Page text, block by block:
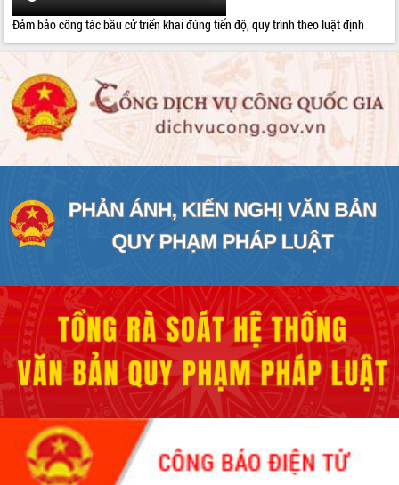
Đảm bảo công tác bầu cử triển khai đúng tiến độ, quy trình theo luật định